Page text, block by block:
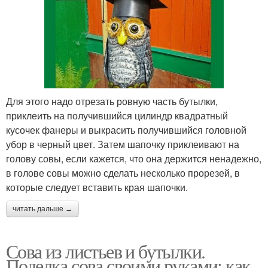
Для этого надо отрезать ровную часть бутылки,
приклеить на получившийся цилиндр квадратный
кусочек фанеры и выкрасить получившийся головной
убор в черный цвет. Затем шапочку приклеивают на
голову совы, если кажется, что она держится ненадежно,
в голове совы можно сделать несколько прорезей, в
которые следует вставить края шапочки.
читать дальше →
Сова из листьев и бутылки.